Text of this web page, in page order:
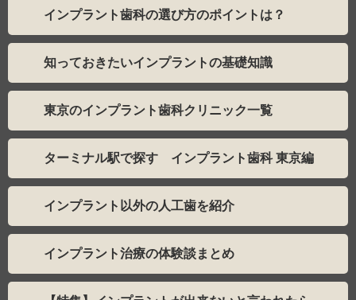
インプラント歯科の選び方のポイントは？
知っておきたいインプラントの基礎知識
東京のインプラント歯科クリニック一覧
ターミナル駅で探す インプラント歯科 東京編
インプラント以外の人工歯を紹介
インプラント治療の体験談まとめ